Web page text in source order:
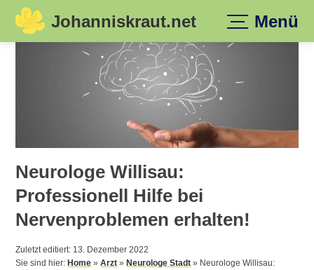
Skip
Johanniskraut.net Menü
Neurologe Willisau:
Professionell Hilfe bei
Nervenproblemen erhalten!
Zuletzt editiert: 13. Dezember 2022
Sie sind hier:Home »Arzt »Neurologe Stadt » Neurologe Willisau: